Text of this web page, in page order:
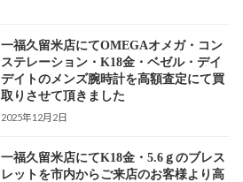
一福久留米店にてOMEGAオメガ・コン
ステレーション・K18金・ベゼル・デイ
デイトのメンズ腕時計を高額査定にて買
取りさせて頂きました
2025年12月2日
一福久留米店にてK18金・5.6ｇのブレス
レットを市内からご来店のお客様より高